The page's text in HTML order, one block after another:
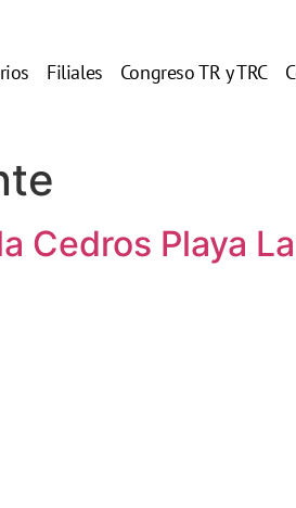
Filiales Congreso TR y TRC
Cedros Playa